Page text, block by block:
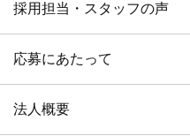
採用担当・スタッフの声
応募にあたって
法人概要